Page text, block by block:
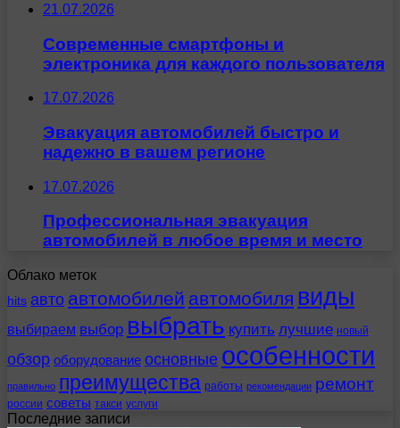
21.07.2026
Современные смартфоны и
электроника для каждого пользователя
17.07.2026
Эвакуация автомобилей быстро и
надежно в вашем регионе
17.07.2026
Профессиональная эвакуация
автомобилей в любое время и место
Облако меток
hits авто автомобилей автомобиля виды
выбираем выбор выбрать купить лучшие новый
обзор оборудование основные особенности
правильно преимущества работы рекомендации ремонт
россии советы такси услуги
Последние записи